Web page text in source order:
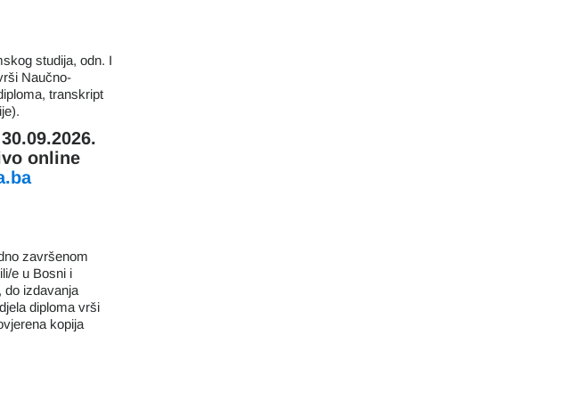
studija, odn. I
Naučno-
transkript
online
završenom
e u Bosni i
do izdavanja
diploma vrši
kopija